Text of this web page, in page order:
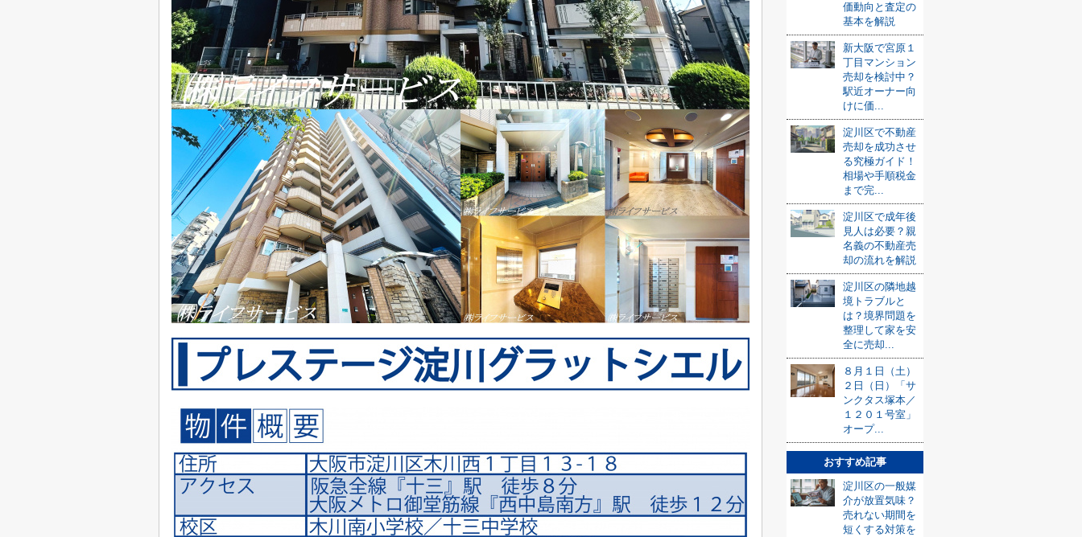
価動向と査定の
基本を解説
新大阪で宮原１
丁目マンション
売却を検討中？
駅近オーナー向
けに価...
淀川区で不動産
売却を成功させ
る究極ガイド！
相場や手順税金
まで完...
淀川区で成年後
見人は必要？親
名義の不動産売
却の流れを解説
淀川区の隣地越
境トラブルと
は？境界問題を
整理して家を安
全に売却...
８月１日（土）
２日（日）「サ
ンクタス塚本／
１２０１号室」
オープ...
おすすめ記事
淀川区の一般媒
介が放置気味？
売れない期間を
短くする対策を